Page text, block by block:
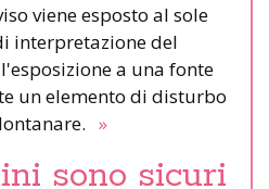
viene esposto al sole
interpretazione del
a una fonte
un elemento di disturbo
»
sono sicuri